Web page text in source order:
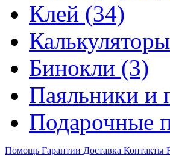
Клей (34)
Калькуляторы
Бинокли (3)
Паяльники и
Подарочные
Помощь Гарантии Доставка Контакты